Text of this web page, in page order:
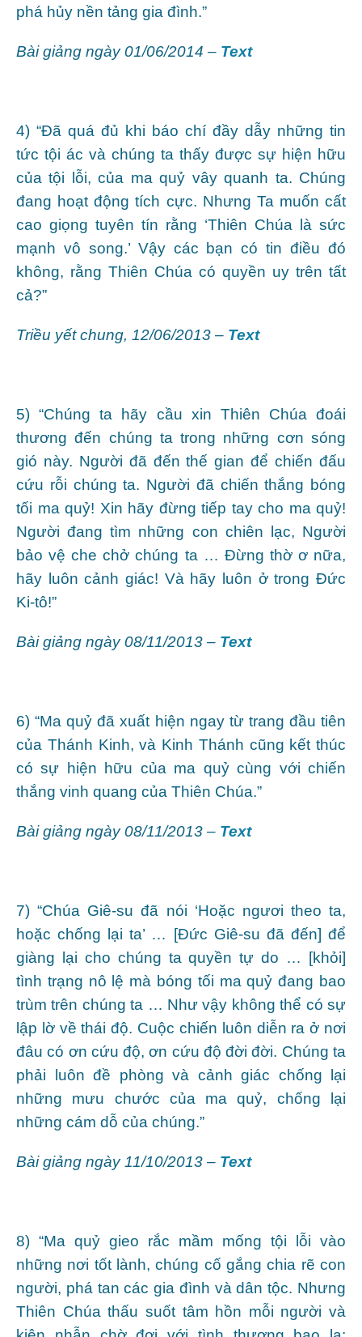
phá hủy nền tảng gia đình.”
Bài giảng ngày 01/06/2014 – Text
4) “Đã quá đủ khi báo chí đầy dẫy những tin
tức tội ác và chúng ta thấy được sự hiện hữu
của tội lỗi, của ma quỷ vây quanh ta. Chúng
đang hoạt động tích cực. Nhưng Ta muốn cất
cao giọng tuyên tín rằng ‘Thiên Chúa là sức
mạnh vô song.’ Vậy các bạn có tin điều đó
không, rằng Thiên Chúa có quyền uy trên tất
cả?”
Triều yết chung, 12/06/2013 – Text
5) “Chúng ta hãy cầu xin Thiên Chúa đoái
thương đến chúng ta trong những cơn sóng
gió này. Người đã đến thế gian để chiến đấu
cứu rỗi chúng ta. Người đã chiến thắng bóng
tối ma quỷ! Xin hãy đừng tiếp tay cho ma quỷ!
Người đang tìm những con chiên lạc, Người
bảo vệ che chở chúng ta … Đừng thờ ơ nữa,
hãy luôn cảnh giác! Và hãy luôn ở trong Đức
Ki-tô!”
Bài giảng ngày 08/11/2013 – Text
6) “Ma quỷ đã xuất hiện ngay từ trang đầu tiên
của Thánh Kinh, và Kinh Thánh cũng kết thúc
có sự hiện hữu của ma quỷ cùng với chiến
thắng vinh quang của Thiên Chúa.”
Bài giảng ngày 08/11/2013 – Text
7) “Chúa Giê-su đã nói ‘Hoặc ngươi theo ta,
hoặc chống lại ta’ … [Đức Giê-su đã đến] để
giàng lại cho chúng ta quyền tự do … [khỏi]
tình trạng nô lệ mà bóng tối ma quỷ đang bao
trùm trên chúng ta … Như vậy không thể có sự
lập lờ về thái độ. Cuộc chiến luôn diễn ra ở nơi
đâu có ơn cứu độ, ơn cứu độ đời đời. Chúng ta
phải luôn đề phòng và cảnh giác chống lại
những mưu chước của ma quỷ, chống lại
những cám dỗ của chúng.”
Bài giảng ngày 11/10/2013 – Text
8) “Ma quỷ gieo rắc mầm mống tội lỗi vào
những nơi tốt lành, chúng cố gắng chia rẽ con
người, phá tan các gia đình và dân tộc. Nhưng
Thiên Chúa thấu suốt tâm hồn mỗi người và